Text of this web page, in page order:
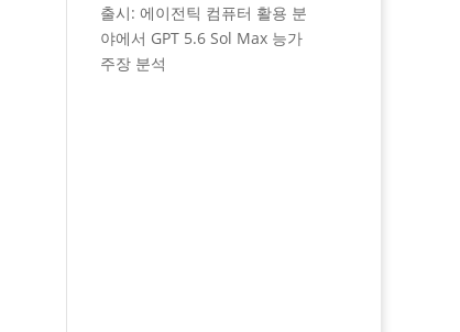
출시: 에이전틱 컴퓨터 활용 분
야에서 GPT 5.6 Sol Max 능가
주장 분석